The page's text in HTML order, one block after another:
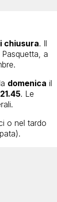
chiusura. Il
a
domenica il
. Le
o nel tardo